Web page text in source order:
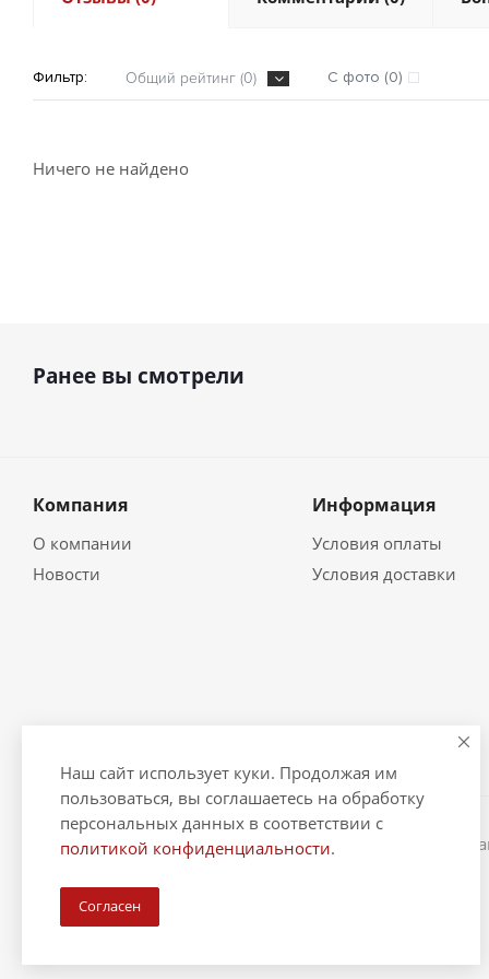
Фильтр: Общий рейтинг (0) С фото (0)
Ничего не найдено
Ранее вы смотрели
Компания
О компании
Новости
Информация
Условия оплаты
Условия доставки
2026 © "Рыбак и Рыбачок" - интернет-магазин
Наш сайт использует куки. Продолжая им
пользоваться, вы соглашаетесь на обработку
персональных данных в соответствии с
политикой конфиденциальности.
Согласен